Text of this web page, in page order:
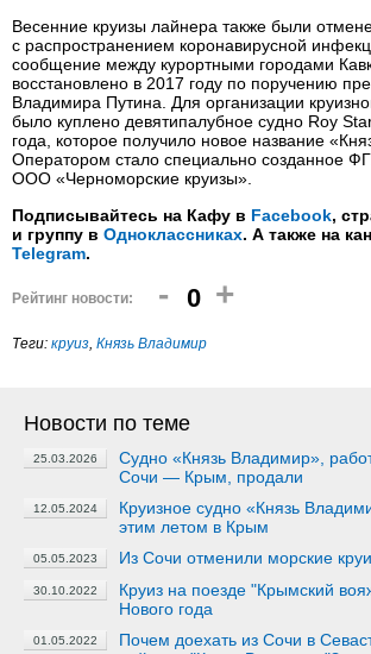
Весенние круизы лайнера также были
с распространением коронавирусной
сообщение между курортными городами
восстановлено в 2017 году по поручению
Владимира Путина. Для организации
было куплено девятипалубное судно Roy
года, которое получило новое название
Оператором стало специально созданное
ООО «Черноморские круизы».
Подписывайтесь на Кафу в Facebook,
и группу в Одноклассниках. А также на
Telegram.
Рейтинг новости: - 0 +
Теги: круиз, Князь Владимир
Новости по теме
25.03.2026
Судно «Князь Владимир»,
Сочи — Крым, продали
12.05.2024
Круизное судно «Князь
этим летом в Крым
05.05.2023 Из Сочи отменили морские
30.10.2022
Круиз на поезде "Крымский
Нового года
01.05.2022
Почем доехать из Сочи в